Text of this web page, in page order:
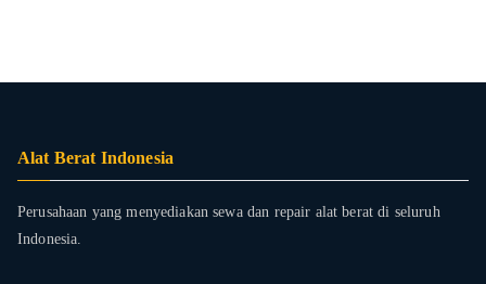
Alat Berat Indonesia
Perusahaan yang menyediakan sewa dan repair alat berat di seluruh
Indonesia.